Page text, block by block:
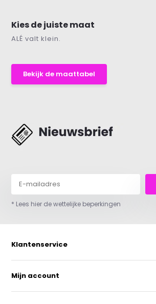
Kies de juiste maat
ALÉ valt klein.
Bekijk de maattabel
* Lees hier de wettelijke beperkingen
Klantenservice
Mijn account